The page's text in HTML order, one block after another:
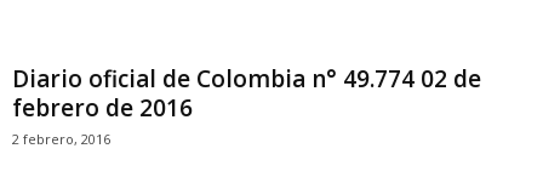
Diario oficial de Colombia n° 49.774 02 de
febrero de 2016
2 febrero, 2016